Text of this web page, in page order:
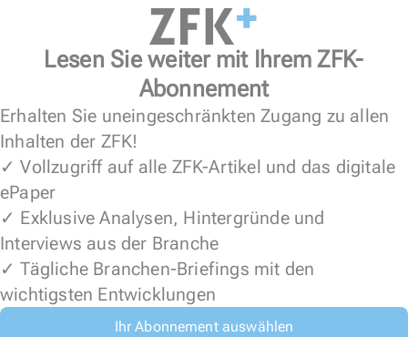
Lesen Sie weiter mit Ihrem ZFK-
Abonnement
Erhalten Sie uneingeschränkten Zugang zu allen
Inhalten der ZFK!
✓ Vollzugriff auf alle ZFK-Artikel und das digitale
ePaper
✓ Exklusive Analysen, Hintergründe und
Interviews aus der Branche
✓ Tägliche Branchen-Briefings mit den
wichtigsten Entwicklungen
Ihr Abonnement auswählen